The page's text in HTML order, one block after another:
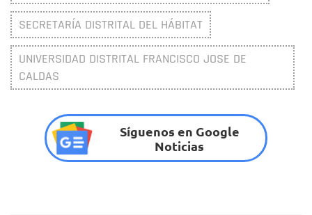
SECRETARÍA DISTRITAL DEL HÁBITAT
UNIVERSIDAD DISTRITAL FRANCISCO JOSE DE
CALDAS
Síguenos en Google
Noticias